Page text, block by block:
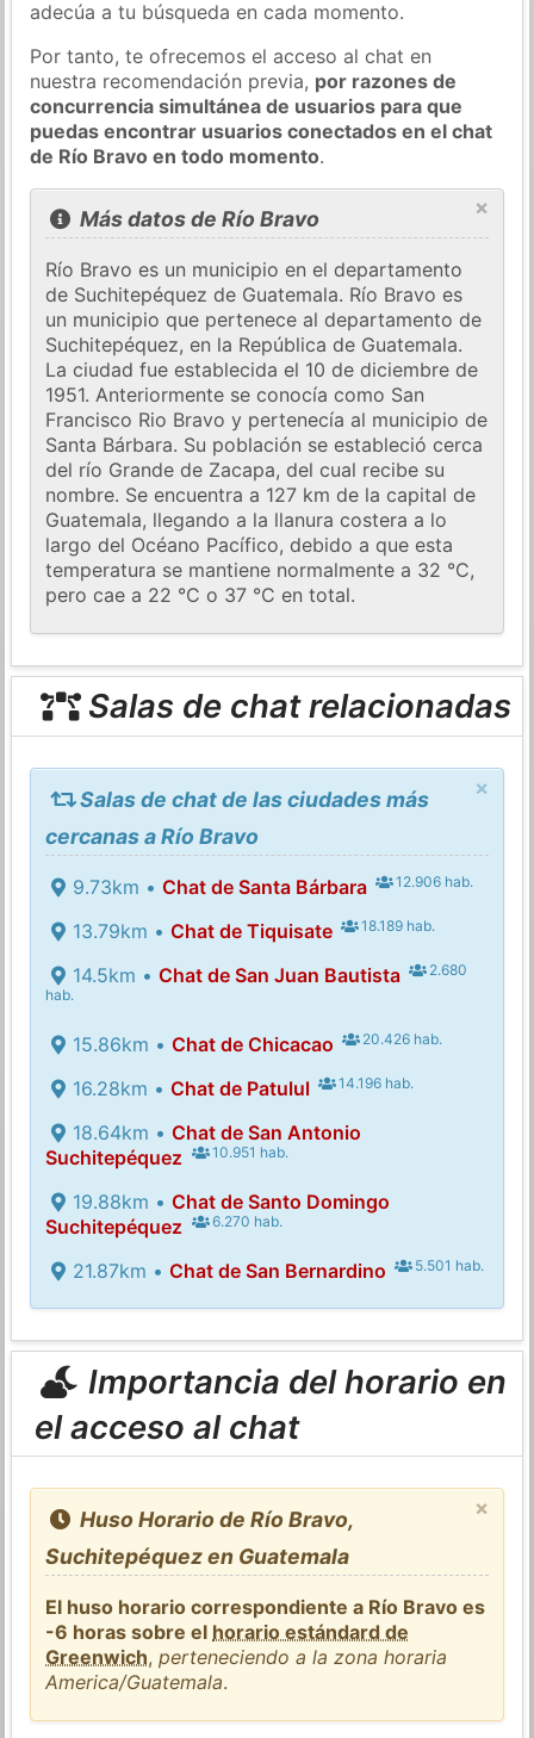
adecúa a tu búsqueda en cada momento.
Por tanto, te ofrecemos el acceso al chat en
nuestra recomendación previa, por razones de
concurrencia simultánea de usuarios para que
puedas encontrar usuarios conectados en el chat
de Río Bravo en todo momento.
×
Más datos de Río Bravo
Río Bravo es un municipio en el departamento
de Suchitepéquez de Guatemala. Río Bravo es
un municipio que pertenece al departamento de
Suchitepéquez, en la República de Guatemala.
La ciudad fue establecida el 10 de diciembre de
1951. Anteriormente se conocía como San
Francisco Rio Bravo y pertenecía al municipio de
Santa Bárbara. Su población se estableció cerca
del río Grande de Zacapa, del cual recibe su
nombre. Se encuentra a 127 km de la capital de
Guatemala, llegando a la llanura costera a lo
largo del Océano Pacífico, debido a que esta
temperatura se mantiene normalmente a 32 °C,
pero cae a 22 °C o 37 °C en total.
Salas de chat relacionadas
×
Salas de chat de las ciudades más
cercanas a Río Bravo
9.73km • Chat de Santa Bárbara 12.906 hab.
13.79km • Chat de Tiquisate 18.189 hab.
14.5km • Chat de San Juan Bautista
2.680
hab.
15.86km • Chat de Chicacao 20.426 hab.
16.28km • Chat de Patulul 14.196 hab.
18.64km • Chat de San Antonio
Suchitepéquez
10.951 hab.
19.88km • Chat de Santo Domingo
Suchitepéquez
6.270 hab.
21.87km • Chat de San Bernardino 5.501 hab.
Importancia del horario en
el acceso al chat
×
Huso Horario de Río Bravo,
Suchitepéquez en Guatemala
El huso horario correspondiente a Río Bravo es
-6 horas sobre el horario estándard de
Greenwich,perteneciendo a la zona horaria
America/Guatemala.